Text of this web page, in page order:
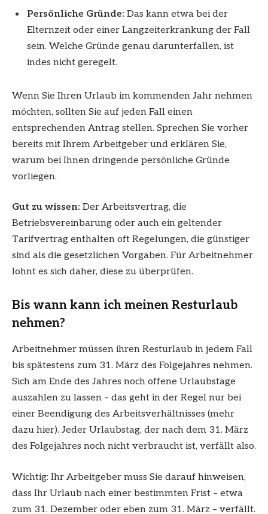
Persönliche Gründe: Das kann etwa bei der
Elternzeit oder einer Langzeiterkrankung der Fall
sein. Welche Gründe genau darunterfallen, ist
indes nicht geregelt.
Wenn Sie Ihren Urlaub im kommenden Jahr nehmen
möchten, sollten Sie auf jeden Fall einen
entsprechenden Antrag stellen. Sprechen Sie vorher
bereits mit Ihrem Arbeitgeber und erklären Sie,
warum bei Ihnen dringende persönliche Gründe
vorliegen.
Gut zu wissen: Der Arbeitsvertrag, die
Betriebsvereinbarung oder auch ein geltender
Tarifvertrag enthalten oft Regelungen, die günstiger
sind als die gesetzlichen Vorgaben. Für Arbeitnehmer
lohnt es sich daher, diese zu überprüfen.
Bis wann kann ich meinen Resturlaub
nehmen?
Arbeitnehmer müssen ihren Resturlaub in jedem Fall
bis spätestens zum 31. März des Folgejahres nehmen.
Sich am Ende des Jahres noch offene Urlaubstage
auszahlen zu lassen – das geht in der Regel nur bei
einer Beendigung des Arbeitsverhältnisses (mehr
dazu hier). Jeder Urlaubstag, der nach dem 31. März
des Folgejahres noch nicht verbraucht ist, verfällt also.
Wichtig: Ihr Arbeitgeber muss Sie darauf hinweisen,
dass Ihr Urlaub nach einer bestimmten Frist – etwa
zum 31. Dezember oder eben zum 31. März – verfällt.